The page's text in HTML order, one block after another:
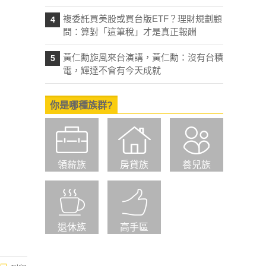
4
複委託買美股或買台版ETF？理財規劃顧
問：算對「這筆稅」才是真正報酬
5
黃仁勳旋風來台演講，黃仁勳：沒有台積
電，輝達不會有今天成就
你是哪種族群?
領薪族 房貸族 養兒族
退休族 高手區